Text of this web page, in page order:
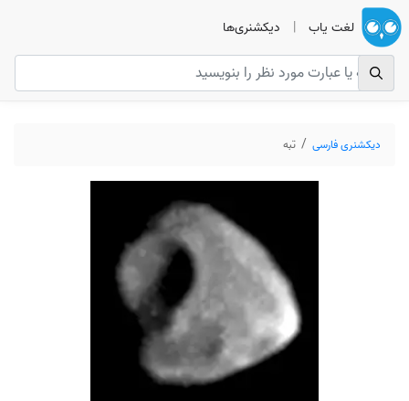
لغت یاب | دیکشنری‌ها
دیکشنری فارسی تبه